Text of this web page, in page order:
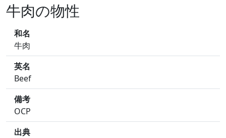
牛肉の物性
和名
牛肉
英名
Beef
備考
OCP
出典